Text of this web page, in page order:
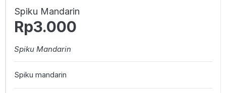
Spiku Mandarin
Rp3.000
Spiku Mandarin
Spiku mandarin